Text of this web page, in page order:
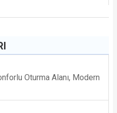
Oturma Alanı, Modern